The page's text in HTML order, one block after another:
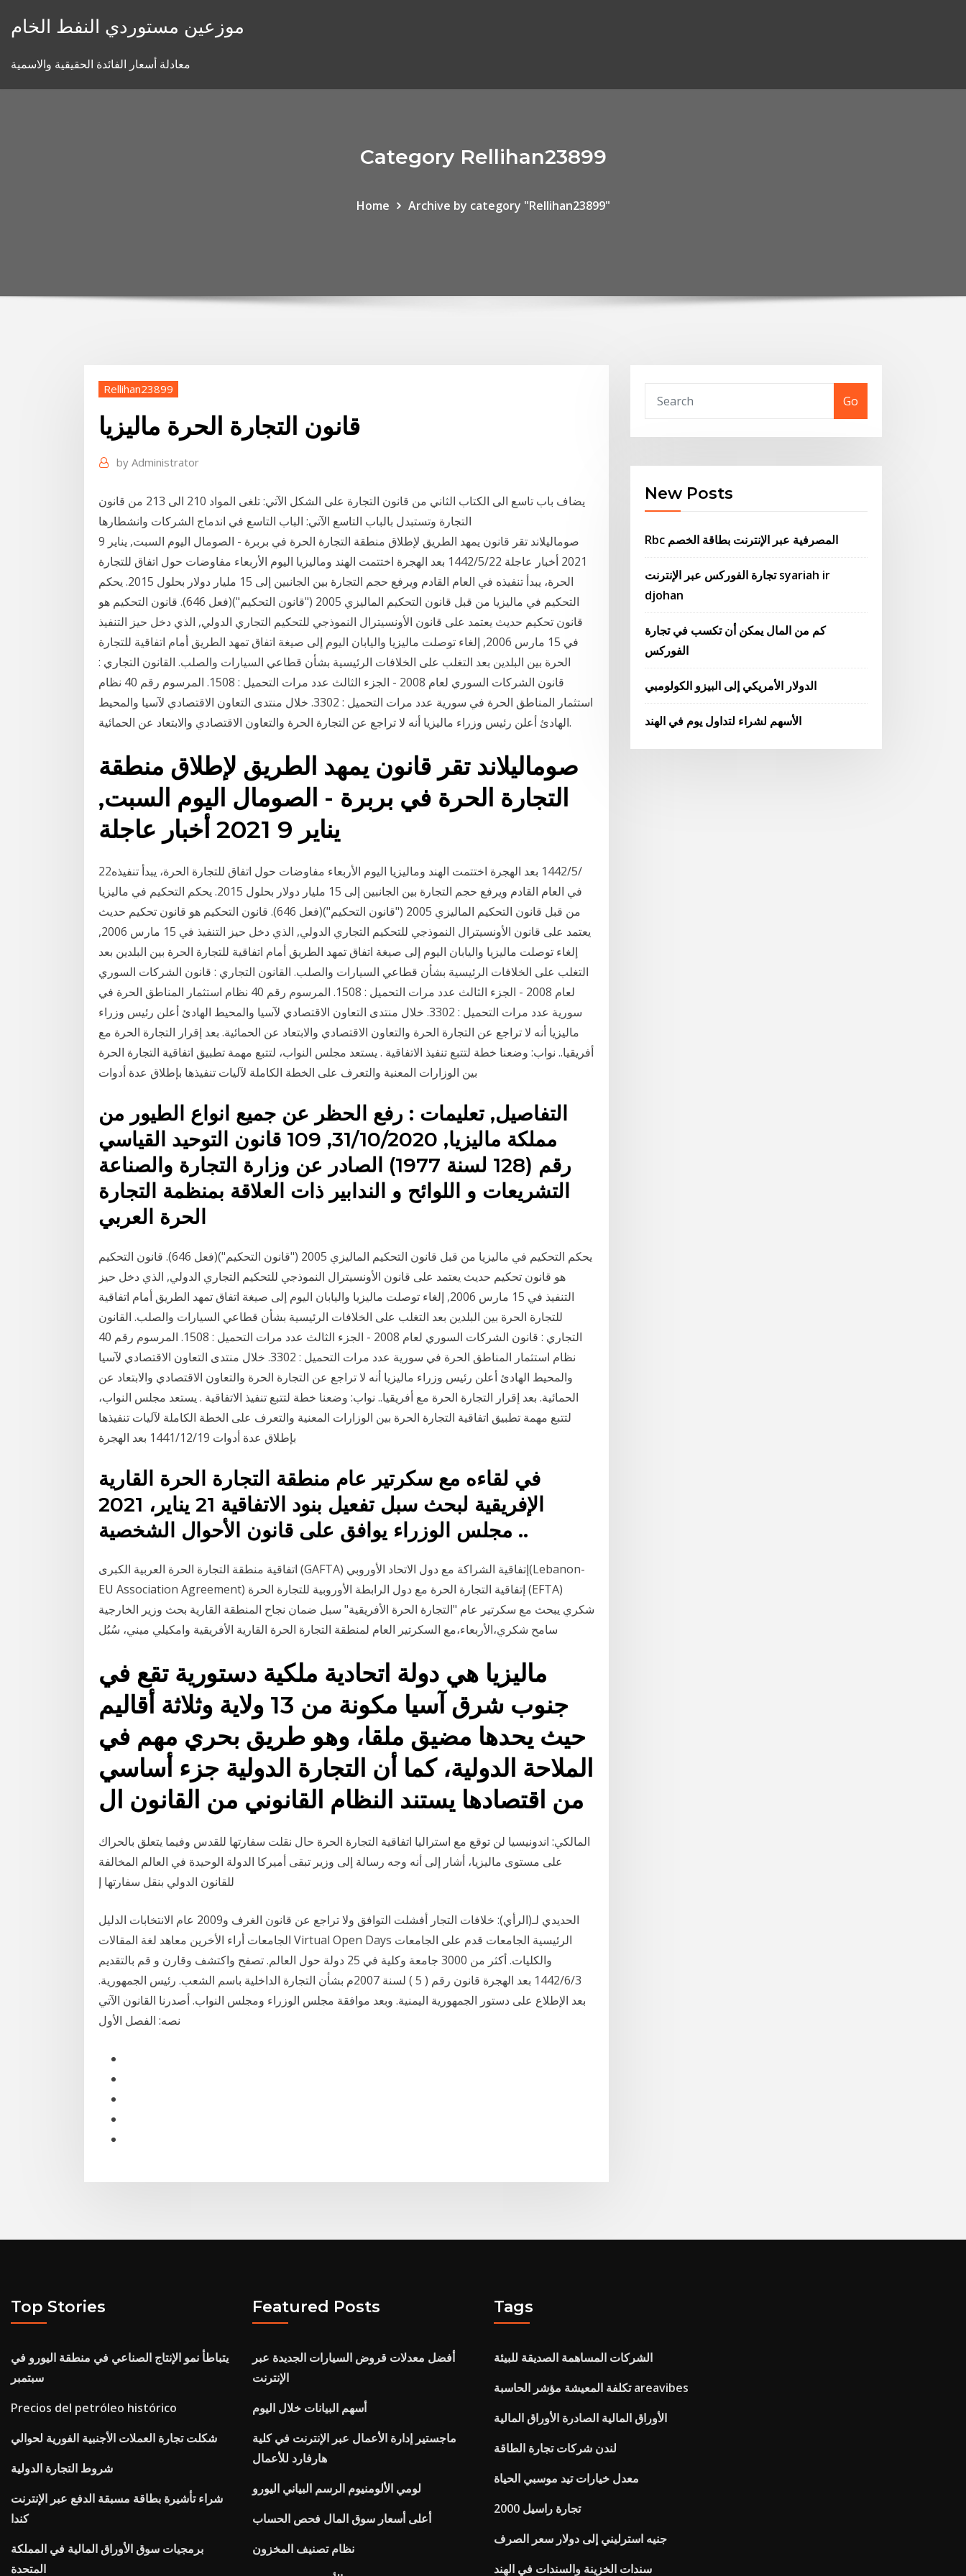
موزعين مستوردي النفط الخام
معادلة أسعار الفائدة الحقيقية والاسمية
Category Rellihan23899
Home Archive by category "Rellihan23899"
Rellihan23899
قانون التجارة الحرة ماليزيا
by Administrator
يضاف باب تاسع الى الكتاب الثاني من قانون التجارة على الشكل الآتي: تلغى المواد 210 الى 213 من قانون
التجارة وتستبدل بالباب التاسع الآتي: الباب التاسع في اندماج الشركات وانشطارها
صوماليلاند تقر قانون يمهد الطريق لإطلاق منطقة التجارة الحرة في بربرة - الصومال اليوم السبت, يناير 9
2021 أخبار عاجلة 22‏‏/5‏‏/1442 بعد الهجرة اختتمت الهند وماليزيا اليوم الأربعاء مفاوضات حول اتفاق للتجارة
الحرة، يبدأ تنفيذه في العام القادم ويرفع حجم التجارة بين الجانبين إلى 15 مليار دولار بحلول 2015. يحكم
التحكيم في ماليزيا من قبل قانون التحكيم الماليزي 2005 ("قانون التحكيم")(فعل 646). قانون التحكيم هو
قانون تحكيم حديث يعتمد على قانون الأونسيترال النموذجي للتحكيم التجاري الدولي, الذي دخل حيز التنفيذ
في 15 مارس 2006, إلغاء توصلت ماليزيا واليابان اليوم إلى صيغة اتفاق تمهد الطريق أمام اتفاقية للتجارة
الحرة بين البلدين بعد التغلب على الخلافات الرئيسية بشأن قطاعي السيارات والصلب. القانون التجاري :
قانون الشركات السوري لعام 2008 - الجزء الثالث عدد مرات التحميل : 1508. المرسوم رقم 40 نظام
استثمار المناطق الحرة في سورية عدد مرات التحميل : 3302. خلال منتدى التعاون الاقتصادي لآسيا والمحيط
الهادئ أعلن رئيس وزراء ماليزيا أنه لا تراجع عن التجارة الحرة والتعاون الاقتصادي والابتعاد عن الحمائية.
صوماليلاند تقر قانون يمهد الطريق لإطلاق منطقة
التجارة الحرة في بربرة - الصومال اليوم السبت,
يناير 9 2021 أخبار عاجلة
22‏‏/5‏‏/1442 بعد الهجرة اختتمت الهند وماليزيا اليوم الأربعاء مفاوضات حول اتفاق للتجارة الحرة، يبدأ تنفيذه
في العام القادم ويرفع حجم التجارة بين الجانبين إلى 15 مليار دولار بحلول 2015. يحكم التحكيم في ماليزيا
من قبل قانون التحكيم الماليزي 2005 ("قانون التحكيم")(فعل 646). قانون التحكيم هو قانون تحكيم حديث
يعتمد على قانون الأونسيترال النموذجي للتحكيم التجاري الدولي, الذي دخل حيز التنفيذ في 15 مارس 2006,
إلغاء توصلت ماليزيا واليابان اليوم إلى صيغة اتفاق تمهد الطريق أمام اتفاقية للتجارة الحرة بين البلدين بعد
التغلب على الخلافات الرئيسية بشأن قطاعي السيارات والصلب. القانون التجاري : قانون الشركات السوري
لعام 2008 - الجزء الثالث عدد مرات التحميل : 1508. المرسوم رقم 40 نظام استثمار المناطق الحرة في
سورية عدد مرات التحميل : 3302. خلال منتدى التعاون الاقتصادي لآسيا والمحيط الهادئ أعلن رئيس وزراء
ماليزيا أنه لا تراجع عن التجارة الحرة والتعاون الاقتصادي والابتعاد عن الحمائية. بعد إقرار التجارة الحرة مع
أفريقيا.. نواب: وضعنا خطة لتتبع تنفيذ الاتفاقية . يستعد مجلس النواب، لتتبع مهمة تطبيق اتفاقية التجارة الحرة
بين الوزارات المعنية والتعرف على الخطة الكاملة لآليات تنفيذها بإطلاق عدة أدوات
التفاصيل, تعليمات : رفع الحظر عن جميع انواع الطيور من
مملكة ماليزيا, 31/10/2020, 109 قانون التوحيد القياسي
رقم (128 لسنة 1977) الصادر عن وزارة التجارة والصناعة
التشريعات و اللوائح و الندابير ذات العلاقة بمنظمة التجارة
الحرة العربي
يحكم التحكيم في ماليزيا من قبل قانون التحكيم الماليزي 2005 ("قانون التحكيم")(فعل 646). قانون التحكيم
هو قانون تحكيم حديث يعتمد على قانون الأونسيترال النموذجي للتحكيم التجاري الدولي, الذي دخل حيز
التنفيذ في 15 مارس 2006, إلغاء توصلت ماليزيا واليابان اليوم إلى صيغة اتفاق تمهد الطريق أمام اتفاقية
للتجارة الحرة بين البلدين بعد التغلب على الخلافات الرئيسية بشأن قطاعي السيارات والصلب. القانون
التجاري : قانون الشركات السوري لعام 2008 - الجزء الثالث عدد مرات التحميل : 1508. المرسوم رقم 40
نظام استثمار المناطق الحرة في سورية عدد مرات التحميل : 3302. خلال منتدى التعاون الاقتصادي لآسيا
والمحيط الهادئ أعلن رئيس وزراء ماليزيا أنه لا تراجع عن التجارة الحرة والتعاون الاقتصادي والابتعاد عن
الحمائية. بعد إقرار التجارة الحرة مع أفريقيا.. نواب: وضعنا خطة لتتبع تنفيذ الاتفاقية . يستعد مجلس النواب،
لتتبع مهمة تطبيق اتفاقية التجارة الحرة بين الوزارات المعنية والتعرف على الخطة الكاملة لآليات تنفيذها
بإطلاق عدة أدوات 19‏‏/12‏‏/1441 بعد الهجرة
في لقاءه مع سكرتير عام منطقة التجارة الحرة القارية
الإفريقية لبحث سبل تفعيل بنود الاتفاقية 21 يناير، 2021
مجلس الوزراء يوافق على قانون الأحوال الشخصية ..
اتفاقية منطقة التجارة الحرة العربية الكبرى (GAFTA) إتفاقية الشراكة مع دول الاتحاد الأوروبي(Lebanon-
EU Association Agreement) إتفاقية التجارة الحرة مع دول الرابطة الأوروبية للتجارة الحرة (EFTA)
شكري يبحث مع سكرتير عام "التجارة الحرة الأفريقية" سبل ضمان نجاح المنطقة القارية بحث وزير الخارجية
ماليزيا هي دولة اتحادية ملكية دستورية تقع في
جنوب شرق آسيا مكونة من 13 ولاية وثلاثة أقاليم
حيث يحدها مضيق ملقا، وهو طريق بحري مهم في
الملاحة الدولية، كما أن التجارة الدولية جزء أساسي
من اقتصادها يستند النظام القانوني من القانون ال
المالكي: اندونيسيا لن توقع مع استراليا اتفاقية التجارة الحرة حال نقلت سفارتها للقدس وفيما يتعلق بالحراك
على مستوى ماليزيا، أشار إلى أنه وجه رسالة إلى وزير تبقى أميركا الدولة الوحيدة في العالم المخالفة
للقانون الدولي بنقل سفارتها إ
الحديدي لـ(الرأي): خلافات التجار أفشلت التوافق ولا تراجع عن قانون الغرف و2009 عام الانتخابات الدليل
الجامعات أراء الأخرين معاهد لغة المقالات Virtual Open Days الرئيسية الجامعات قدم على الجامعات
والكليات. أكثر من 3000 جامعة وكلية في 25 دولة حول العالم. تصفح واكتشف وقارن و قم بالتقديم
3‏‏/6‏‏/1442 بعد الهجرة قانون رقم ( 5 ) لسنة 2007م بشأن التجارة الداخلية باسم الشعب. رئيس الجمهورية.
بعد الإطلاع على دستور الجمهورية اليمنية. وبعد موافقة مجلس الوزراء ومجلس النواب. أصدرنا القانون الآتي
نصه: الفصل الأول
Go
New Posts
Rbc المصرفية عبر الإنترنت بطاقة الخصم
تجارة الفوركس عبر الإنترنت syariah ir
djohan
كم من المال يمكن أن تكسب في تجارة
الفوركس
الدولار الأمريكي إلى البيزو الكولومبي
الأسهم لشراء لتداول يوم في الهند
Top Stories
يتباطأ نمو الإنتاج الصناعي في منطقة اليورو في
سبتمبر
Precios del petróleo histórico
شكلت تجارة العملات الأجنبية الفورية لحوالي
شروط التجارة الدولية
شراء تأشيرة بطاقة مسبقة الدفع عبر الإنترنت
كندا
برمجيات سوق الأوراق المالية في المملكة
المتحدة
Featured Posts
أفضل معدلات قروض السيارات الجديدة عبر
الإنترنت
أسهم البيانات خلال اليوم
ماجستير إدارة الأعمال عبر الإنترنت في كلية
هارفارد للأعمال
لومي الألومنيوم الرسم البياني اليورو
أعلى أسعار سوق المال فحص الحساب
نظام تصنيف المخزون
Tags
الشركات المساهمة الصديقة للبيئة
تكلفة المعيشة مؤشر الحاسبة areavibes
الأوراق المالية الصادرة الأوراق المالية
لندن شركات تجارة الطاقة
معدل خيارات تيد موسبي الحياة
تجارة راسيل 2000
جنيه استرليني إلى دولار سعر الصرف
سندات الخزينة والسندات في الهند